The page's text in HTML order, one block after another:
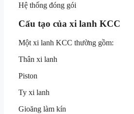
Hệ thống đóng gói
Cấu tạo của xi lanh KCC
Một xi lanh KCC thường gồm:
Thân xi lanh
Piston
Ty xi lanh
Gioăng làm kín